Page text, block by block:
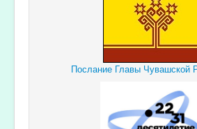
Послание Главы Чувашской